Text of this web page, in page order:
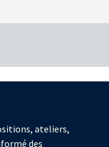
ateliers,
des